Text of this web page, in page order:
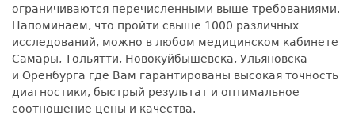
ограничиваются перечисленными выше требованиями.
Напоминаем, что пройти свыше 1000 различных
исследований, можно в любом медицинском кабинете
Самары, Тольятти, Новокуйбышевска, Ульяновска
и Оренбурга где Вам гарантированы высокая точность
диагностики, быстрый результат и оптимальное
соотношение цены и качества.